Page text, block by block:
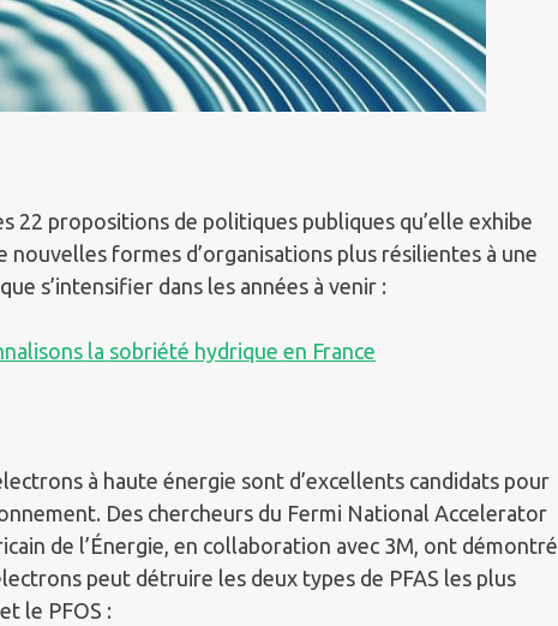
22 propositions de politiques publiques qu’elle exhibe
nouvelles formes d’organisations plus résilientes à une
s’intensifier dans les années à venir :
la sobriété hydrique en France
à haute énergie sont d’excellents candidats pour
Des chercheurs du Fermi National Accelerator
de l’Énergie, en collaboration avec 3M, ont démontré
peut détruire les deux types de PFAS les plus
le PFOS :